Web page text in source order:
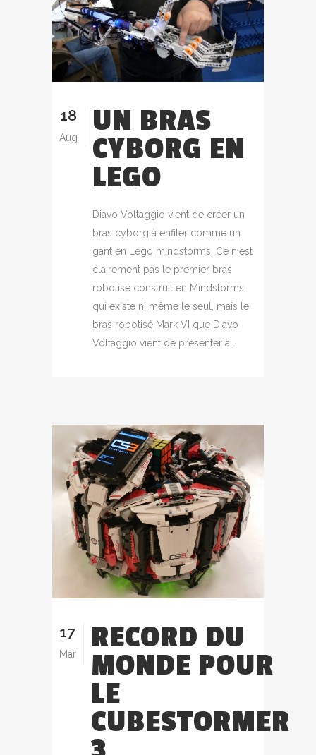
18
Aug
UN BRAS
CYBORG EN
LEGO
Diavo Voltaggio vient de créer un
bras cyborg à enfiler comme un
gant en Lego mindstorms. Ce n'est
clairement pas le premier bras
robotisé construit en Mindstorms
qui existe ni même le seul, mais le
bras robotisé Mark VI que Diavo
Voltaggio vient de présenter à...
17
Mar
RECORD DU
MONDE POUR
LE
CUBESTORMER